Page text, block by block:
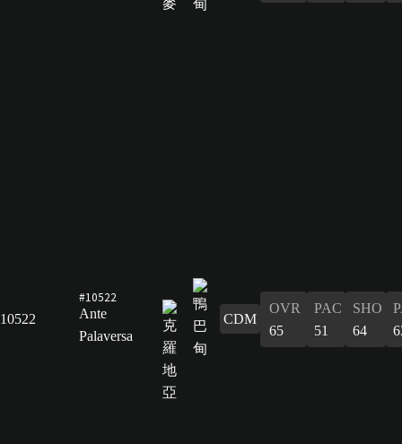
10522
#10522
Ante
Palaversa
CDM
OVR
65
PAC
51
SHO
64